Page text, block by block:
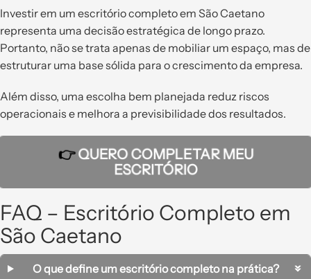
Investir em um escritório completo em São Caetano
representa uma decisão estratégica de longo prazo.
Portanto, não se trata apenas de mobiliar um espaço, mas de
estruturar uma base sólida para o crescimento da empresa.
Além disso, uma escolha bem planejada reduz riscos
operacionais e melhora a previsibilidade dos resultados.
👉QUERO COMPLETAR MEU
ESCRITÓRIO
FAQ – Escritório Completo em
São Caetano
O que define um escritório completo na prática?